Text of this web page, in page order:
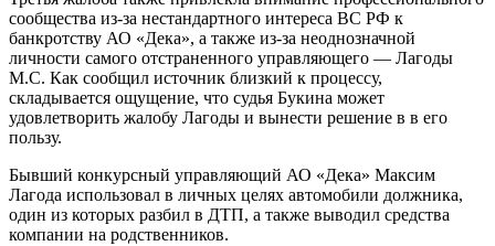
сообщества из-за нестандартного интереса ВС РФ к
банкротству АО «Дека», а также из-за неоднозначной
личности самого отстраненного управляющего — Лагоды
М.С. Как сообщил источник близкий к процессу,
складывается ощущение, что судья Букина может
удовлетворить жалобу Лагоды и вынести решение в в его
пользу.
Бывший конкурсный управляющий АО «Дека» Максим
Лагода использовал в личных целях автомобили должника,
один из которых разбил в ДТП, а также выводил средства
компании на родственников.